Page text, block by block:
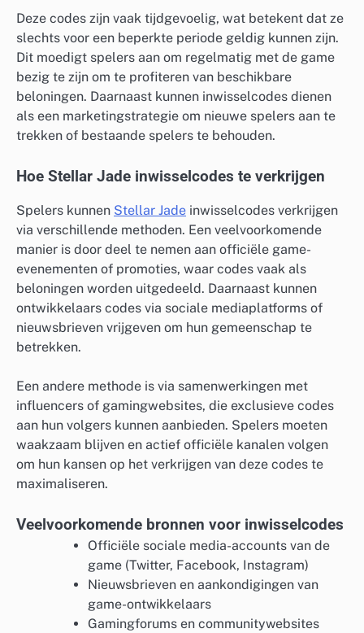
Deze codes zijn vaak tijdgevoelig, wat betekent dat ze
slechts voor een beperkte periode geldig kunnen zijn.
Dit moedigt spelers aan om regelmatig met de game
bezig te zijn om te profiteren van beschikbare
beloningen. Daarnaast kunnen inwisselcodes dienen
als een marketingstrategie om nieuwe spelers aan te
trekken of bestaande spelers te behouden.
Hoe Stellar Jade inwisselcodes te verkrijgen
Spelers kunnen Stellar Jade inwisselcodes verkrijgen
via verschillende methoden. Een veelvoorkomende
manier is door deel te nemen aan officiële game-
evenementen of promoties, waar codes vaak als
beloningen worden uitgedeeld. Daarnaast kunnen
ontwikkelaars codes via sociale mediaplatforms of
nieuwsbrieven vrijgeven om hun gemeenschap te
betrekken.
Een andere methode is via samenwerkingen met
influencers of gamingwebsites, die exclusieve codes
aan hun volgers kunnen aanbieden. Spelers moeten
waakzaam blijven en actief officiële kanalen volgen
om hun kansen op het verkrijgen van deze codes te
maximaliseren.
Veelvoorkomende bronnen voor inwisselcodes
Officiële sociale media-accounts van de
game (Twitter, Facebook, Instagram)
Nieuwsbrieven en aankondigingen van
game-ontwikkelaars
Gamingforums en communitywebsites